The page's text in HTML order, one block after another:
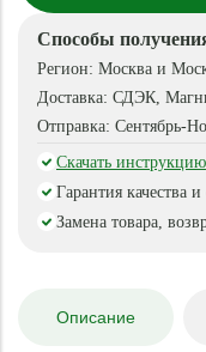
Способы
Регион: Москва и
Доставка: СДЭК,
Отправка: Сентябрь-
Скачать инструкцию
Гарантия качества и
Замена товара,
Описание